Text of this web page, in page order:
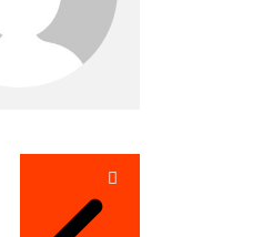
تصفّح
المقالات